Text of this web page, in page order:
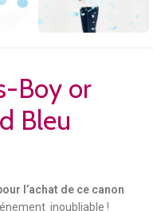
Boy or
Bleu
l’achat de ce canon
inoubliable !